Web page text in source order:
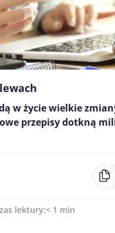
w życie wielkie
przepisy dotkną
lektury:< 1 min